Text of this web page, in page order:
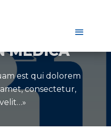
MÉDICA
est qui dolorem
consectetur,